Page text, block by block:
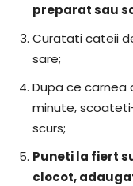
preparat sau
Curatati cateii
sare;
Dupa ce
minute,
scurs;
Puneti la fiert
clocot,